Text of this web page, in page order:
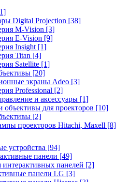
Digital Projection [38]
M-Vision [3]
E-Vision [9]
Insight [1]
Titan [4]
Satellite [1]
[20]
экраны Adeo [3]
Professional [2]
и аксессуары [1]
для проекторов [10]
[2]
проекторов Hitachi, Maxell [8]
устройства [94]
панели [49]
интерактивных панелей [2]
панели LG [3]